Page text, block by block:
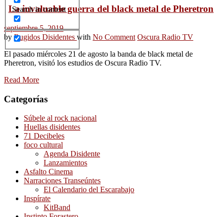
Search in content
La invaluable guerra del black metal de Pheretron
septiembre 5, 2019
by Rugidos Disidentes with No Comment Oscura Radio TV
El pasado miércoles 21 de agosto la banda de black metal de
Pheretron, visitó los estudios de Oscura Radio TV.
Read More
Categorías
Súbele al rock nacional
Huellas disidentes
71 Decibeles
foco cultural
Agenda Disidente
Lanzamientos
Asfalto Cinema
Narraciones Transeúntes
El Calendario del Escarabajo
Inspírate
KitBand